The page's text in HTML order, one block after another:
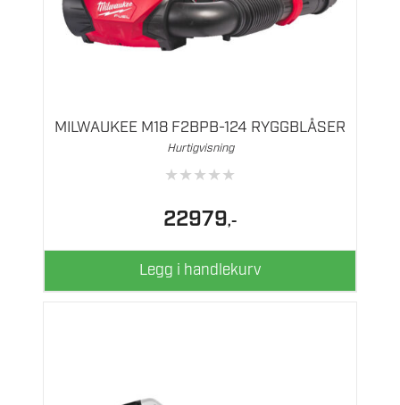
MILWAUKEE M18 F2BPB-124 RYGGBLÅSER
Hurtigvisning
★★★★★
22979,-
Legg i handlekurv